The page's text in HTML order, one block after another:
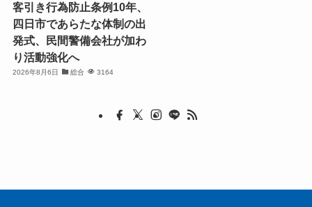
客引き行為防止条例10年、
四日市であらたな体制の出
発式、民間警備会社が加わ
り活動強化へ
2026年8月6日 総合 3164